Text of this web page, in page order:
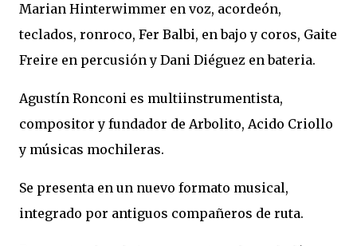
Marian Hinterwimmer en voz, acordeón,
teclados, ronroco, Fer Balbi, en bajo y coros, Gaite
Freire en percusión y Dani Diéguez en bateria.
Agustín Ronconi es multiinstrumentista,
compositor y fundador de Arbolito, Acido Criollo
y músicas mochileras.
Se presenta en un nuevo formato musical,
integrado por antiguos compañeros de ruta.